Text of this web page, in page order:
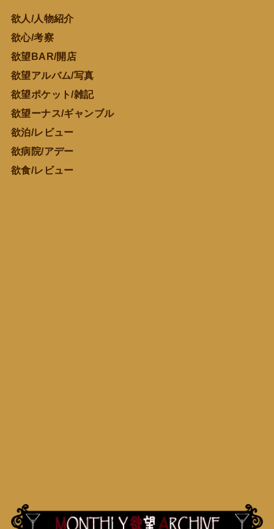
欲人/人物紹介
欲心/考察
欲望BAR/開店
欲望アルバム/写真
欲望ポケット/雑記
欲望ーナス/ギャンブル
欲泊/レビュー
欲病院/アデー
欲食/レビュー